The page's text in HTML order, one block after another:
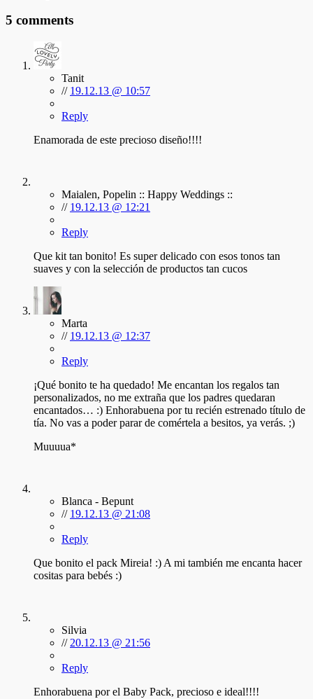
5 comments
Tanit
// 19.12.13 @ 10:57
Reply
Enamorada de este precioso diseño!!!!
Maialen, Popelin :: Happy Weddings ::
// 19.12.13 @ 12:21
Reply
Que kit tan bonito! Es super delicado con esos tonos tan
suaves y con la selección de productos tan cucos
Marta
// 19.12.13 @ 12:37
Reply
¡Qué bonito te ha quedado! Me encantan los regalos tan
personalizados, no me extraña que los padres quedaran
encantados… :) Enhorabuena por tu recién estrenado título de
tía. No vas a poder parar de comértela a besitos, ya verás. ;)
Muuuua*
Blanca - Bepunt
// 19.12.13 @ 21:08
Reply
Que bonito el pack Mireia! :) A mi también me encanta hacer
cositas para bebés :)
Silvia
// 20.12.13 @ 21:56
Reply
Enhorabuena por el Baby Pack, precioso e ideal!!!!